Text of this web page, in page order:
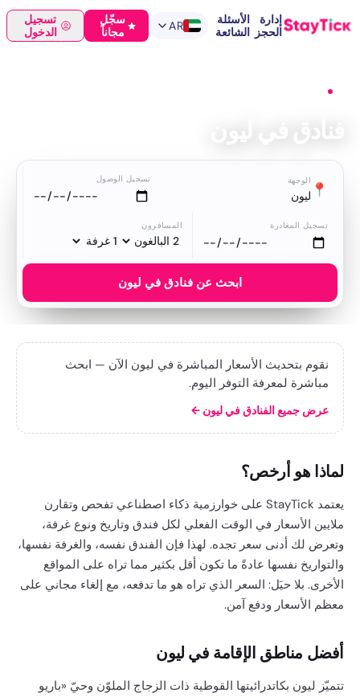
إدارة
الحجز
الأسئلة
الشائعة
AR
سجّل
مجاناً
تسجيل
الدخول
فنادق في ليون
📍 الوجهة
ليون
تسجيل الوصول
تسجيل المغادرة المسافرون
ابحث عن فنادق في ليون
نقوم بتحديث الأسعار المباشرة في ليون الآن — ابحث
مباشرة لمعرفة التوفر اليوم.
عرض جميع الفنادق في ليون ←
لماذا هو أرخص؟
يعتمد StayTick على خوارزمية ذكاء اصطناعي تفحص وتقارن
ملايين الأسعار في الوقت الفعلي لكل فندق وتاريخ ونوع غرفة،
وتعرض لك أدنى سعر تجده. لهذا فإن الفندق نفسه، والغرفة نفسها،
والتواريخ نفسها عادةً ما تكون أقل بكثير مما تراه على المواقع
الأخرى. بلا حيَل: السعر الذي تراه هو ما تدفعه، مع إلغاء مجاني على
معظم الأسعار ودفع آمن.
أفضل مناطق الإقامة في ليون
تتميّز ليون بكاتدرائيتها القوطية ذات الزجاج الملوّن وحيّ «باريو